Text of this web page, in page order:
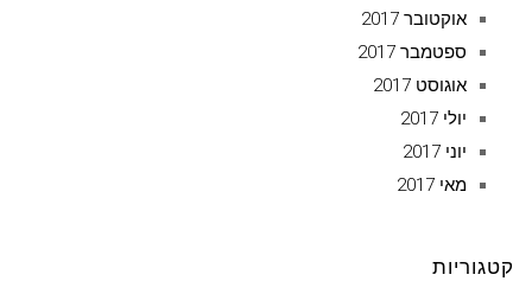
אוקטובר 2017
ספטמבר 2017
אוגוסט 2017
יולי 2017
יוני 2017
מאי 2017
קטגוריות